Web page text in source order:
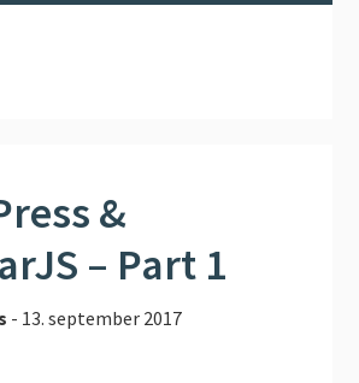
&
– Part 1
- 13. september 2017